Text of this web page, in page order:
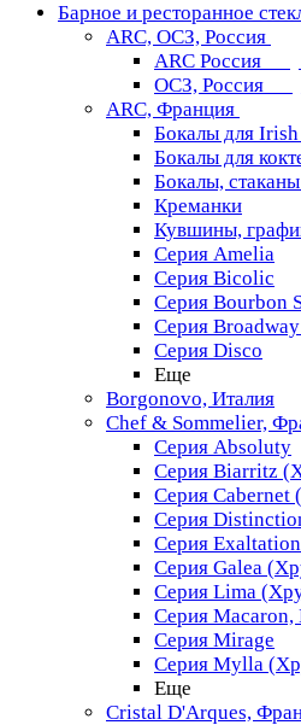
Барное и ресторанное
ARC, ОСЗ, Россия
ARC Россия
ОСЗ, Россия
ARC, Франция
Бокалы для
Бокалы для
Бокалы,
Креманки
Кувшины,
Серия Amelia
Серия Bicolic
Серия Bourbon
Серия
Серия Disco
Еще
Borgonovo, Италия
Chef & Sommelier,
Серия Absoluty
Серия Biarritz
Серия Cabernet
Серия
Серия
Серия Galea
Серия Lima
Серия Macaron,
Серия Mirage
Серия Mylla
Еще
Cristal D'Arques,